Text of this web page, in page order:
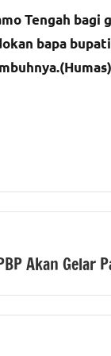
Tengah bagi
bapa
Akan Gelar